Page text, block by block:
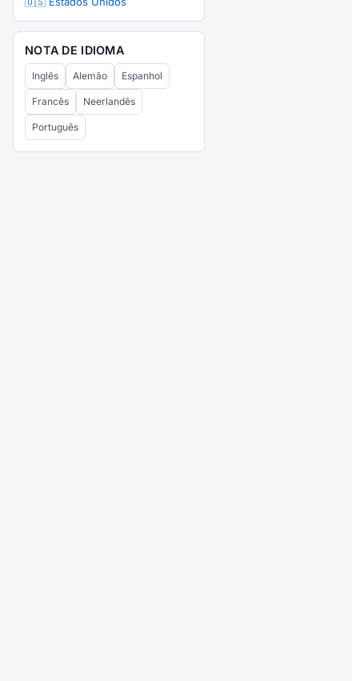
NOTA DE IDIOMA
Inglês Alemão Espanhol
Francês Neerlandês
Português